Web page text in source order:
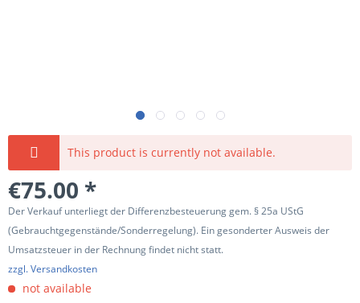
This product is currently not available.
€75.00 *
Der Verkauf unterliegt der Differenzbesteuerung gem. § 25a UStG
(Gebrauchtgegenstände/Sonderregelung). Ein gesonderter Ausweis der
Umsatzsteuer in der Rechnung findet nicht statt.
zzgl. Versandkosten
not available